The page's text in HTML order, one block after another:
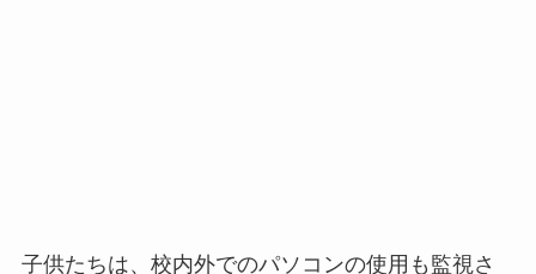
子供たちは、校内外でのパソコンの使用も監視さ